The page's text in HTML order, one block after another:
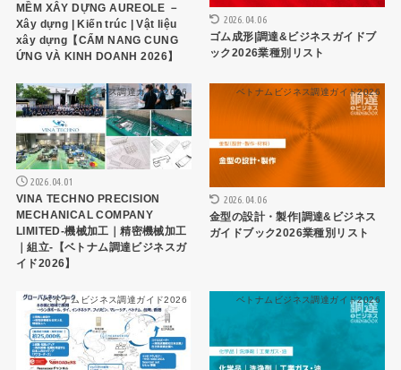
MỀM XÂY DỰNG AUREOLE －
Xây dựng | Kiến trúc | Vật liệu
xây dựng【CẨM NANG CUNG
ỨNG VÀ KINH DOANH 2026】
2026.04.06
ゴム成形|調達&ビジネスガイドブ
ック2026業種別リスト
ベトナムビジネス調達ガイド2026
2026.04.01
VINA TECHNO PRECISION
MECHANICAL COMPANY
LIMITED-機械加工｜精密機械加工
｜組立-【ベトナム調達ビジネスガ
イド2026】
ベトナムビジネス調達ガイド2026
2026.04.06
金型の設計・製作|調達&ビジネス
ガイドブック2026業種別リスト
ベトナムビジネス調達ガイド2026 ベトナムビジネス調達ガイド2026